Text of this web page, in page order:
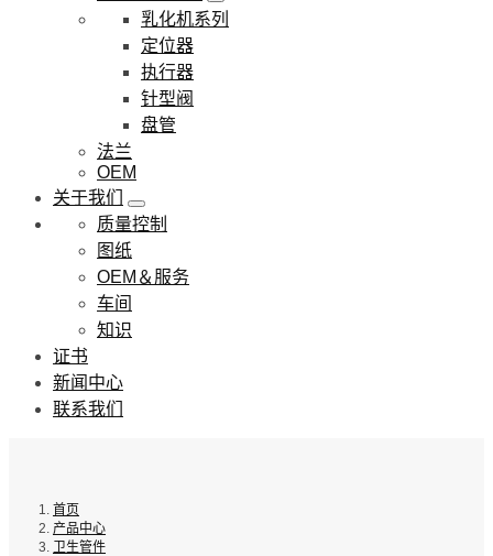
乳化机系列
定位器
执行器
针型阀
盘管
法兰
OEM
关于我们
质量控制
图纸
OEM＆服务
车间
知识
证书
新闻中心
联系我们
首页
产品中心
卫生管件